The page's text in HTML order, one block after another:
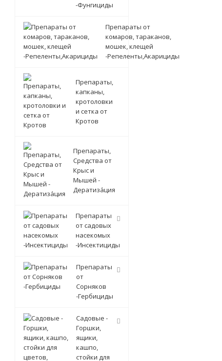
-Фунгициды
Препараты от
комаров, тараканов,
мошек, клещей
-Репеленты,Акарициды
Препараты,
капканы,
кротоловки
и сетка от
Кротов
Препараты,
Средства от
Крыс и
Мышей -
Дератиза́ция
Препараты
от садовых
насекомых
-Инсектициды
Препараты
от
Сорняков
-Гербициды
Садовые -
Горшки,
ящики,
кашпо,
стойки для